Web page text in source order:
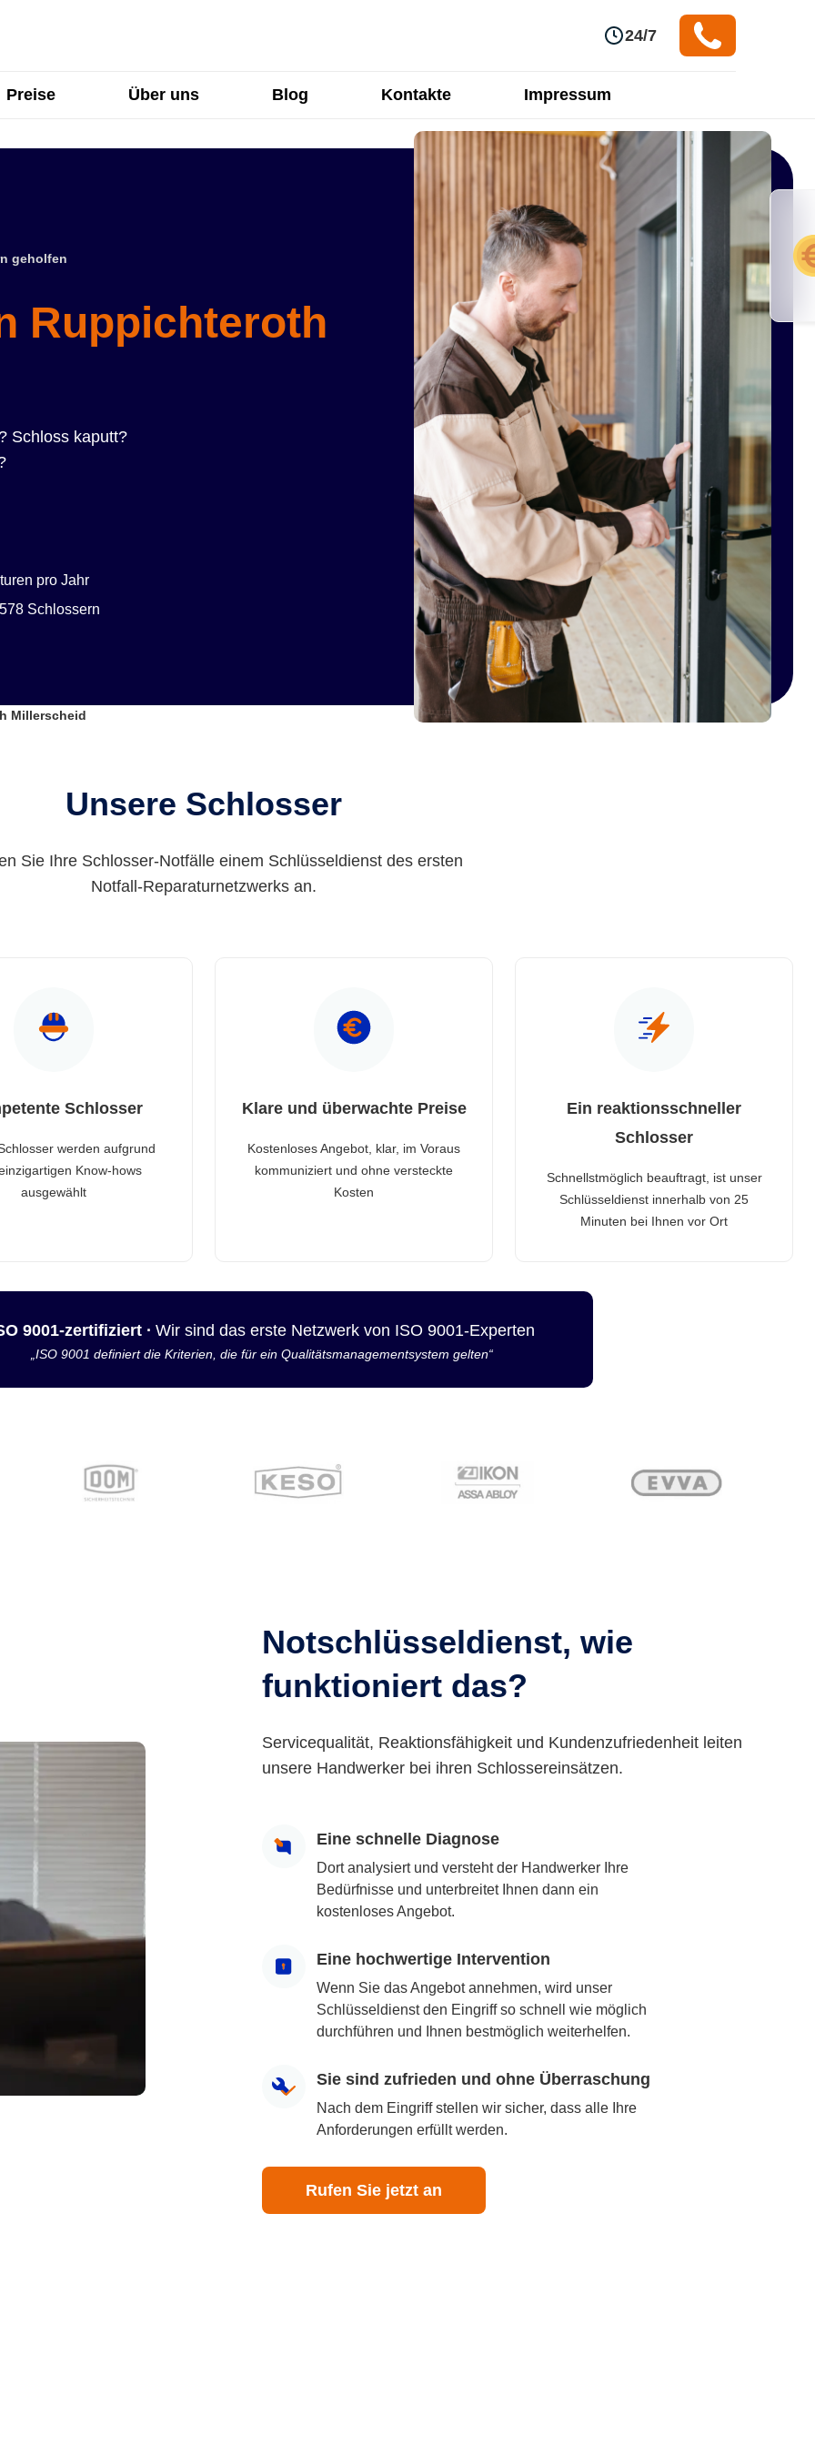
24/7
Preise Über uns Blog Kontakte Impressum
geholfen
Ruppichteroth
Schloss kaputt?
pro Jahr
Schlossern
Millerscheid
Unsere Schlosser
Sie Ihre Schlosser-Notfälle einem Schlüsseldienst des ersten
Notfall-Reparaturnetzwerks an.
Schlosser
werden aufgrund
Know-hows
ausgewählt
Klare und überwachte Preise
Kostenloses Angebot, klar, im Voraus
kommuniziert und ohne versteckte
Kosten
Ein reaktionsschneller
Schlosser
Schnellstmöglich beauftragt, ist unser
Schlüsseldienst innerhalb von 25
Minuten bei Ihnen vor Ort
9001-zertifiziert · Wir sind das erste Netzwerk von ISO 9001-Experten
„ISO 9001 definiert die Kriterien, die für ein Qualitätsmanagementsystem gelten“
Notschlüsseldienst, wie
funktioniert das?
Servicequalität, Reaktionsfähigkeit und Kundenzufriedenheit leiten
unsere Handwerker bei ihren Schlossereinsätzen.
Eine schnelle Diagnose
Dort analysiert und versteht der Handwerker Ihre
Bedürfnisse und unterbreitet Ihnen dann ein
kostenloses Angebot.
Eine hochwertige Intervention
Wenn Sie das Angebot annehmen, wird unser
Schlüsseldienst den Eingriff so schnell wie möglich
durchführen und Ihnen bestmöglich weiterhelfen.
Sie sind zufrieden und ohne Überraschung
Nach dem Eingriff stellen wir sicher, dass alle Ihre
Anforderungen erfüllt werden.
Rufen Sie jetzt an